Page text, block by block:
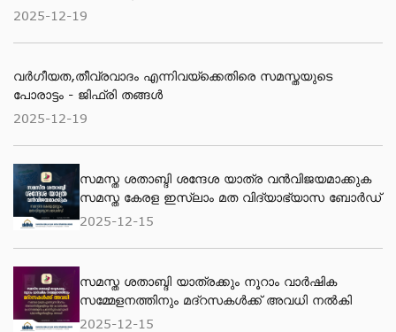
2025-12-19
വർഗീയത,തീവ്രവാദം എന്നിവയ്ക്കെതിരെ സമസ്തയുടെ
പോരാട്ടം - ജിഫ്‌രി തങ്ങൾ
2025-12-19
സമസ്ത ശതാബ്ദി ശന്ദേശ യാത്ര വന്‍വിജയമാക്കുക
സമസ്ത കേരള ഇസ്ലാം മത വിദ്യാഭ്യാസ ബോര്‍ഡ്
2025-12-15
സമസ്ത ശതാബ്ദി യാത്രക്കും നൂറാം വാര്‍ഷിക
സമ്മേളനത്തിനും മദ്റസകള്‍ക്ക് അവധി നല്‍കി
2025-12-15